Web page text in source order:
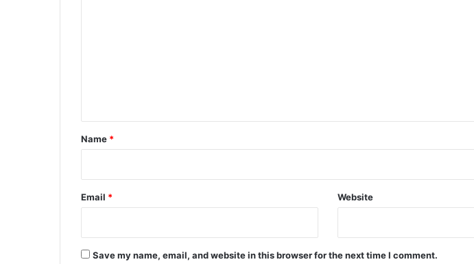
*
Name *
Email * Website
Save my name, email, and website in this browser for the next time I comment.